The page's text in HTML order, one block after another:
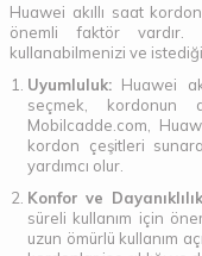
Huawei akıllı saat
önemli faktör vardır.
kullanabilmenizi ve
Uyumluluk: Huawei
seçmek, kordonun
Mobilcadde.com,
kordon çeşitleri
yardımcı olur.
Konfor ve
süreli kullanım için
uzun ömürlü kullanım